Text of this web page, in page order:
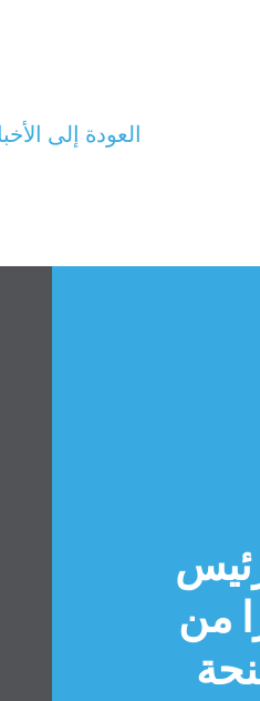
العودة إلى
من